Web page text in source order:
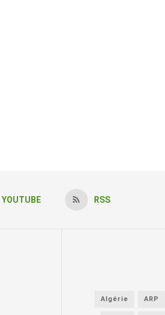
YOUTUBE RSS
Algérie ARP